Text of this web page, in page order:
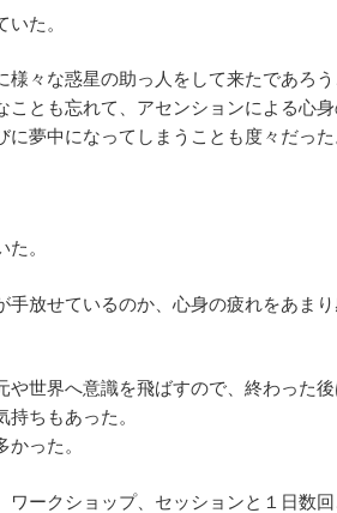
た。
々な惑星の助っ人をして来たであろ
とも忘れて、アセンションによる心
夢中になってしまうことも度々だった
。
放せているのか、心身の疲れをあま
世界へ意識を飛ばすので、終わった後
ちもあった。
った。
ークショップ、セッションと１日数